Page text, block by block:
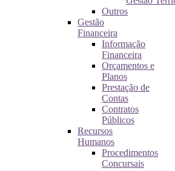
Outros
Gestão
Financeira
Informação
Financeira
Orçamentos e
Planos
Prestação de
Contas
Contratos
Públicos
Recursos
Humanos
Procedimentos
Concursais